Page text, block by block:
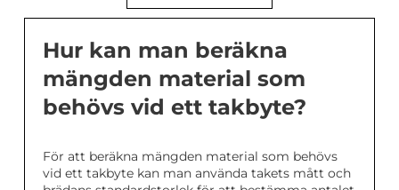
Hur kan man beräkna
mängden material som
behövs vid ett takbyte?
För att beräkna mängden material som behövs
vid ett takbyte kan man använda takets mått och